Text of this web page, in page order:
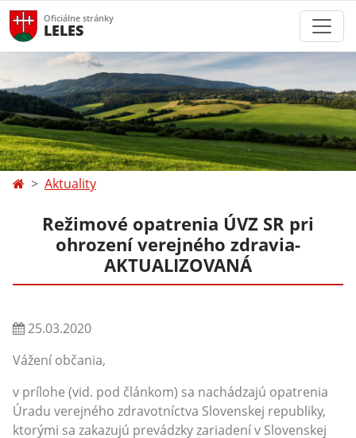
Oficiálne stránky
LELES
Aktuality
Režimové opatrenia ÚVZ SR pri
ohrození verejného zdravia-
AKTUALIZOVANÁ
25.03.2020
Vážení občania,
v prílohe (vid. pod článkom) sa nachádzajú opatrenia
Úradu verejného zdravotníctva Slovenskej republiky,
ktorými sa zakazujú prevádzky zariadení v Slovenskej